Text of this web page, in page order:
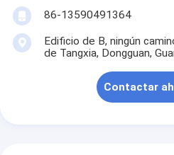
86-13590491364
Edificio de B, ningún
de Tangxia, Dongguan,
Contactar